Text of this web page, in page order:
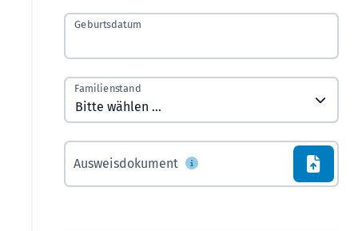
Geburtsdatum
Familienstand
Ausweisdokument